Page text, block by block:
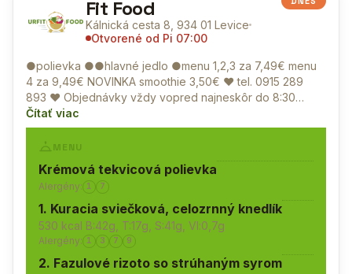
Fit Food
Kálnická cesta 8, 934 01 Levice
Otvorené od Pi 07:00
●polievka ●●hlavné jedlo ●menu 1,2,3 za 7,49€ menu
4 za 9,49€ NOVINKA smoothie 3,50€ ♥ tel. 0915 289
893 ♥ Objednávky vždy vopred najneskôr do 8:30…
Čítať viac
MENU
Krémová tekvicová polievka
Alergény: 1 7
1. Kuracia sviečková, celozrnný knedlík
530 kcal B:42g, T:17g, S:41g, Vl:0,7g
Alergény: 1 3 7 9
2. Fazulové rizoto so strúhaným syrom